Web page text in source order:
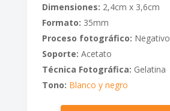
Dimensiones: 2,4cm x 3,6cm
Formato: 35mm
Proceso fotográfico: Negativo
Soporte: Acetato
Técnica Fotográfica: Gelatina
Tono: Blanco y negro